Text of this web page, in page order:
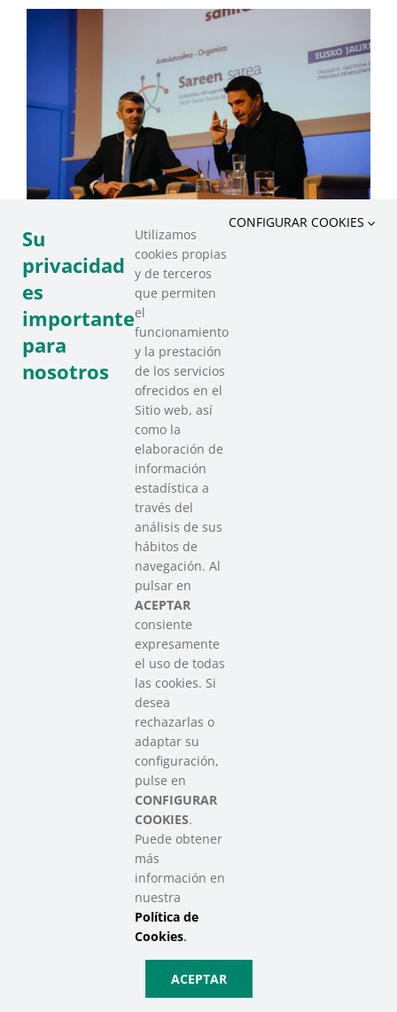
Con Marti Rius (Garrigues) y Pablo Moratalla
(Sareen Sarea), cerramos una jornada que nos deja
inspiración y aprendizajes para avanzar juntos en
el Tercer Sector Social de Euskadi. El encuentro en
el Bizkaia Aretoa nos recuerda que, cuando
instituciones y entidades unen esfuerzos, se
construyen caminos sólidos hacia el bienestar y los
derechos de las personas:
Confianza mutua:Apostamos por modelos
que superen la burocracia y pongan en el
centro la calidad del cuidado y la estabilidad
de los proyectos de vida.
Aprender del entorno:
otras comunidades nos muestran que una
financiación estable y ágil no solo es posible,
sino que puede transformar realidades.
Compromiso en marcha:
sigue adelante, pero la alianza entre todos los
actores del sector es más fuerte que nunca,
garantizando derechos y oportunidades para
quienes más lo necesitan.
Hoy cerramos la jornada, pero abrimos un camino
compartido hacia un futuro más sólido,
colaborativo y lleno de posibilidades.
Su
privacidad
es
importante
para
nosotros
Utilizamos
cookies propias
y de terceros
que permiten
el
funcionamiento
y la prestación
de los servicios
ofrecidos en el
Sitio web, así
como la
elaboración de
información
estadística a
través del
análisis de sus
hábitos de
navegación. Al
pulsar en
ACEPTAR
consiente
expresamente
el uso de todas
las cookies. Si
desea
rechazarlas o
adaptar su
configuración,
pulse en
CONFIGURAR
COOKIES.
Puede obtener
más
información en
nuestra
Política de
Cookies.
CONFIGURAR COOKIES
ACEPTAR